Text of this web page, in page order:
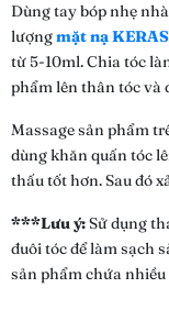
Dùng tay bóp nhẹ
lượngmặt nạ
từ 5-10ml. Chia tóc
phẩm lên thân tóc và
Massage sản phẩm
dùng khăn quấn tóc
thấu tốt hơn. Sau đó
***Lưu ý:Sử dụng
đuôi tóc để làm sạch
sản phẩm chứa